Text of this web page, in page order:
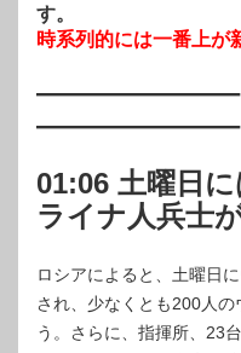
す。
時系列的には一番上が
———————–
01:06 土曜日
ライナ人兵士
ロシアによると、土曜日
され、少なくとも200人
う。さらに、指揮所、23